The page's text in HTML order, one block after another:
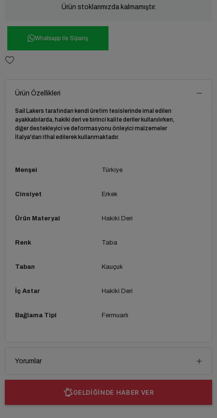
Ürün stoklarımızda kalmamıştır.
Whatsapp ile Sipariş
Ürün Özellikleri
Sail Lakers tarafından kendi üretim tesislerinde imal edilen
ayakkabılarda, hakiki deri ve birinci kalite deriler kullanılırken,
diğer destekleyici ve deformasyonu önleyici malzemeler
İtalya'dan ithal edilerek kullanmaktadır.
Menşei Türkiye
Cinsiyet Erkek
Ürün Materyal Hakiki Deri
Renk Taba
Taban Kauçuk
İç Astar Hakiki Deri
Bağlama Tipi Fermuarlı
Yorumlar
GELDİĞİNDE HABER VER